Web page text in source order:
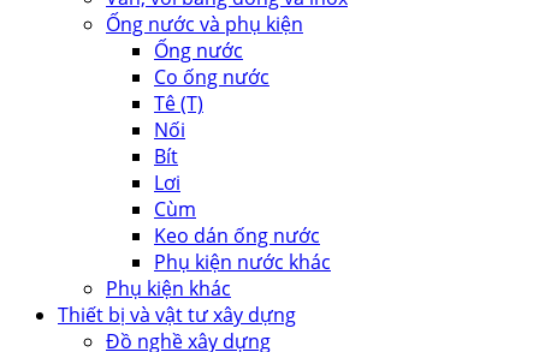
Ống nước và phụ kiện
Ống nước
Co ống nước
Tê (T)
Nối
Bít
Lơi
Cùm
Keo dán ống nước
Phụ kiện nước khác
Phụ kiện khác
Thiết bị và vật tư xây dựng
Đồ nghề xây dựng